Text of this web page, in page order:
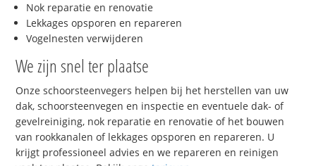
Nok reparatie en renovatie
Lekkages opsporen en repareren
Vogelnesten verwijderen
We zijn snel ter plaatse
Onze schoorsteenvegers helpen bij het herstellen van uw
dak, schoorsteenvegen en inspectie en eventuele dak- of
gevelreiniging, nok reparatie en renovatie of het bouwen
van rookkanalen of lekkages opsporen en repareren. U
krijgt professioneel advies en we repareren en reinigen